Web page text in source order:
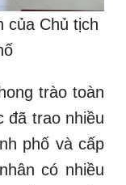
của Chủ tịch
trào toàn
đã trao nhiều
phố và cấp
có nhiều